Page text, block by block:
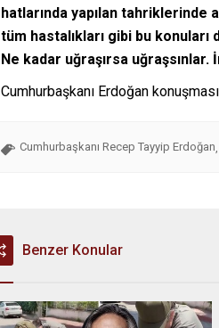
hatlarında yapılan tahriklerinde
tüm hastalıkları gibi bu konuları
Ne kadar uğraşırsa
Cumhurbaşkanı Erdoğan
Cumhurbaşkanı Recep Tayyip Erdoğan,
Benzer Konular